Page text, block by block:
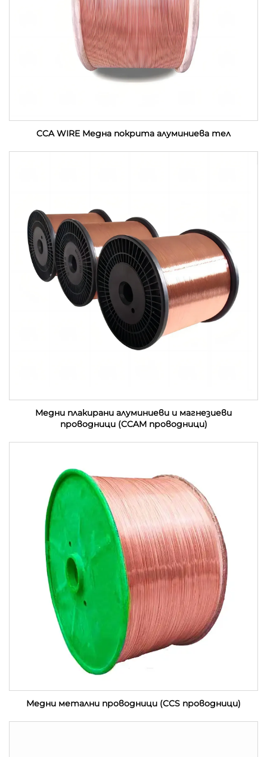
CCA WIRE Медна покрита алуминиева тел
Медни плакирани алуминиеви и магнезиеви
проводници (CCAM проводници)
Медни метални проводници (CCS проводници)